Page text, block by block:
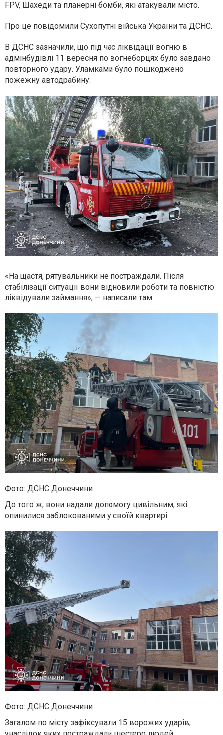
FPV, Шахеди та планерні бомби, які атакували місто.
Про це повідомили Сухопутні війська України та ДСНС.
В ДСНС зазначили, що під час ліквідації вогню в
адмінбудівлі 11 вересня по вогнеборцях було завдано
повторного удару. Уламками було пошкоджено
пожежну автодрабину.
« На щастя, рятувальники не постраждали. Після
стабілізації ситуації вони відновили роботи та повністю
ліквідували займання», — написали там.
Фото: ДСНС Донеччини
До того ж, вони надали допомогу цивільним, які
опинилися заблокованими у своїй квартирі.
Фото: ДСНС Донеччини
Загалом по місту зафіксували 15 ворожих ударів,